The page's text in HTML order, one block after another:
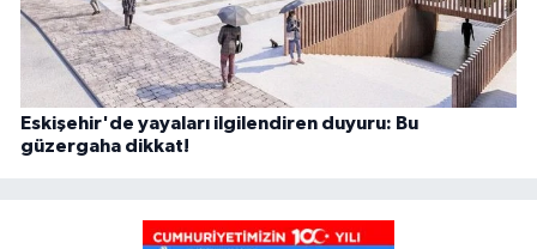
Eskişehir'de yayaları ilgilendiren duyuru: Bu
güzergaha dikkat!